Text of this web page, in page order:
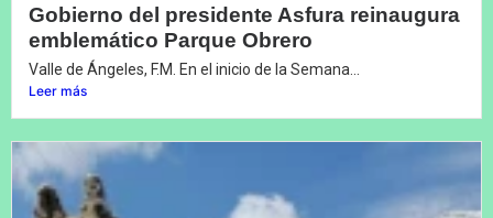
Gobierno del presidente Asfura reinaugura
emblemático Parque Obrero
Valle de Ángeles, F.M. En el inicio de la Semana...
Leer más